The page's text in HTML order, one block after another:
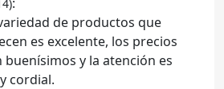
de productos que
es excelente, los precios
buenísimos y la atención es
cordial.